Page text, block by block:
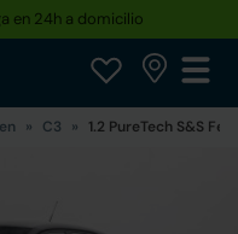
en 24h a domicilio
C3 1.2 PureTech S&S